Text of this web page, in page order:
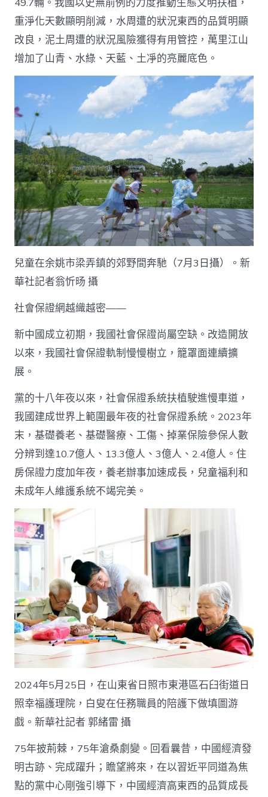
49.7輛。我國以史無前例的力度推動生態文明扶植，
重淨化天數顯明削減，水周遭的狀況東西的品質明顯
改良，泥土周遭的狀況風險獲得有用管控，萬里江山
增加了山青、水綠、天藍、土凈的亮麗底色。
兒童在余姚市梁弄鎮的郊野間奔馳（7月3日攝）。新
華社記者翁忻旸 攝
社會保證網越織越密——
新中國成立初期，我國社會保證尚屬空缺。改造開放
以來，我國社會保證軌制慢慢樹立，籠罩面連續擴
展。
黨的十八年夜以來，社會保證系統扶植駛進慢車道，
我國建成世界上範圍最年夜的社會保證系統。2023年
末，基礎養老、基礎醫療、工傷、掉業保險參保人數
分辨到達10.7億人、13.3億人、3億人、2.4億人。住
房保證力度加年夜，養老辦事加速成長，兒童福利和
未成年人維護系統不竭完美。
2024年5月25日，在山東省日照市東港區石臼街道日
照幸福護理院，白叟在任務職員的陪護下做填圖游
戲。新華社記者 郭緒雷 攝
75年披荊棘，75年滄桑劇變。回看曩昔，中國經濟發
明古跡、完成躍升；瞻望將來，在以習近平同道為焦
點的黨中心剛強引導下，中國經濟高東西的品質成長